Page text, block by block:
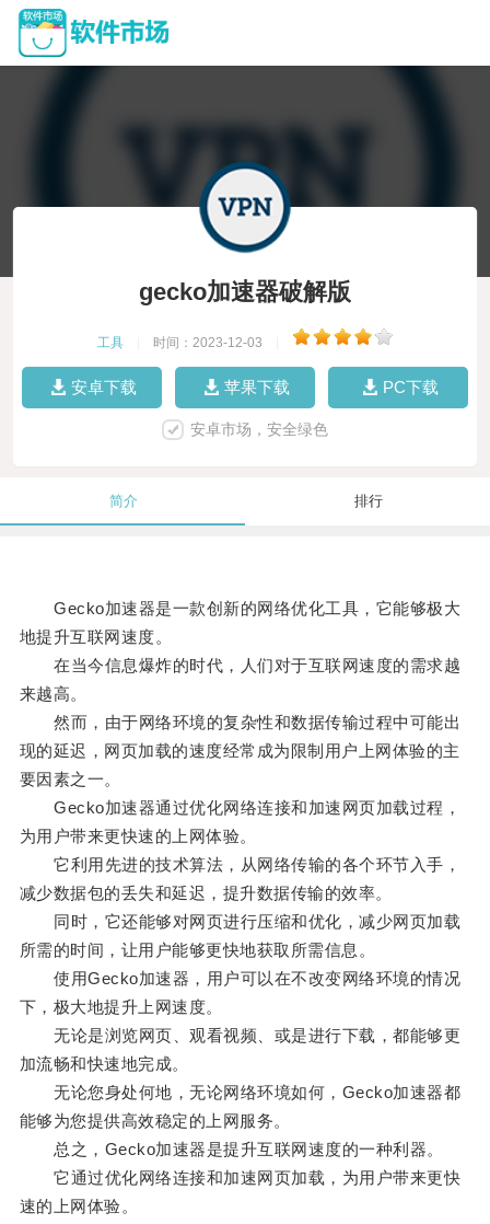
gecko加速器破解版
工具 时间：2023-12-03
安卓下载 苹果下载 PC下载
安卓市场，安全绿色
简介 排行
Gecko加速器是一款创新的网络优化工具，它能够极大
地提升互联网速度。
在当今信息爆炸的时代，人们对于互联网速度的需求越
来越高。
然而，由于网络环境的复杂性和数据传输过程中可能出
现的延迟，网页加载的速度经常成为限制用户上网体验的主
要因素之一。
Gecko加速器通过优化网络连接和加速网页加载过程，
为用户带来更快速的上网体验。
它利用先进的技术算法，从网络传输的各个环节入手，
减少数据包的丢失和延迟，提升数据传输的效率。
同时，它还能够对网页进行压缩和优化，减少网页加载
所需的时间，让用户能够更快地获取所需信息。
使用Gecko加速器，用户可以在不改变网络环境的情况
下，极大地提升上网速度。
无论是浏览网页、观看视频、或是进行下载，都能够更
加流畅和快速地完成。
无论您身处何地，无论网络环境如何，Gecko加速器都
能够为您提供高效稳定的上网服务。
总之，Gecko加速器是提升互联网速度的一种利器。
它通过优化网络连接和加速网页加载，为用户带来更快
速的上网体验。